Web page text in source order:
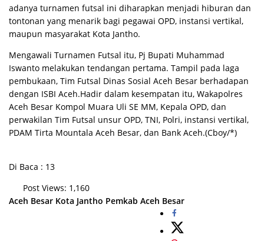
adanya turnamen futsal ini diharapkan menjadi hiburan dan
tontonan yang menarik bagi pegawai OPD, instansi vertikal,
maupun masyarakat Kota Jantho.
Mengawali Turnamen Futsal itu, Pj Bupati Muhammad
Iswanto melakukan tendangan pertama. Tampil pada laga
pembukaan, Tim Futsal Dinas Sosial Aceh Besar berhadapan
dengan ISBI Aceh.Hadir dalam kesempatan itu, Wakapolres
Aceh Besar Kompol Muara Uli SE MM, Kepala OPD, dan
perwakilan Tim Futsal unsur OPD, TNI, Polri, instansi vertikal,
PDAM Tirta Mountala Aceh Besar, dan Bank Aceh.(Cboy/*)
Di Baca : 13
Post Views: 1,160
Aceh Besar Kota Jantho Pemkab Aceh Besar